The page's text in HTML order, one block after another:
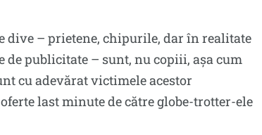
dive – prietene, chipurile, dar în realitate
de publicitate – sunt, nu copiii, așa cum
cu adevărat victimele acestor
last minute de către globe-trotter-ele